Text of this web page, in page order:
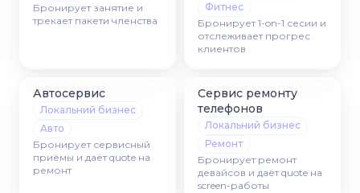
Бронирует занятие и
трекает пакети членства
Фитнес
Бронирует 1-on-1 сесии и
отслеживает прогрес
клиентов
Автосервис
Локальний бизнес
Авто
Бронирует сервисный
приёмы и даёт quote на
ремонт
Сервис ремонту
телефонов
Локальний бизнес
Ремонт
Бронирует ремонт
девайсов и даёт quote на
screen-работы